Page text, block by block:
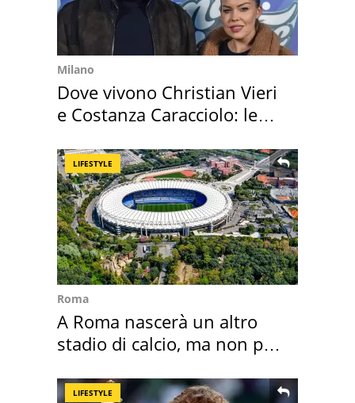
Milano
Dove vivono Christian Vieri
e Costanza Caracciolo: le
LIFESTYLE
Roma
A Roma nascerà un altro
stadio di calcio, ma non per
LIFESTYLE